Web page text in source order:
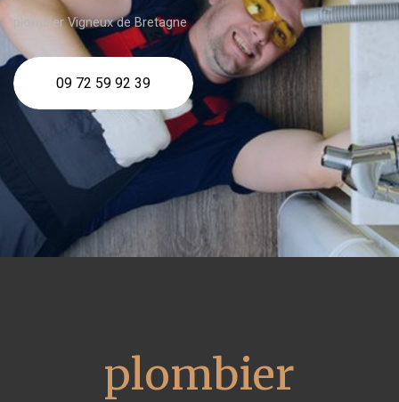
plombier Vigneux de Bretagne
09 72 59 92 39
plombier